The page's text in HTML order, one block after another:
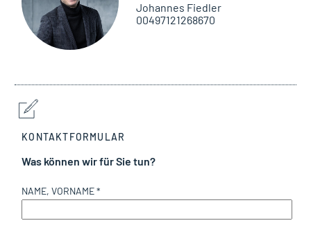
Johannes Fiedler
00497121268670
KONTAKTFORMULAR
Was können wir für Sie tun?
NAME, VORNAME *